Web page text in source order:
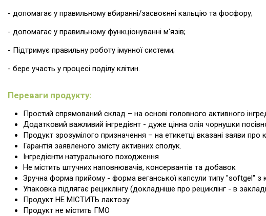
- допомагає у правильному вбиранні/засвоєнні кальцію та фосфору;
- допомагає у правильному функціонуванні м'язів;
- Підтримує правильну роботу імунної системи;
- бере участь у процесі поділу клітин.
Переваги продукту:
Простий спрямований склад – на основі головного активного
Додатковий важливий інгредієнт - дуже цінна олія чорнушки
Продукт зрозумілого призначення – на етикетці вказані заяви
Гарантія заявленого змісту активних сполук.
Інгредієнти натурального походження
Не містить штучних наповнювачів, консервантів та добавок
Зручна форма прийому - форма веганської капсули типу "softgel" з
Упаковка підлягає рециклінгу (докладніше про рециклінг - в
Продукт НЕ МІСТИТЬ лактозу
Продукт не містить ГМО